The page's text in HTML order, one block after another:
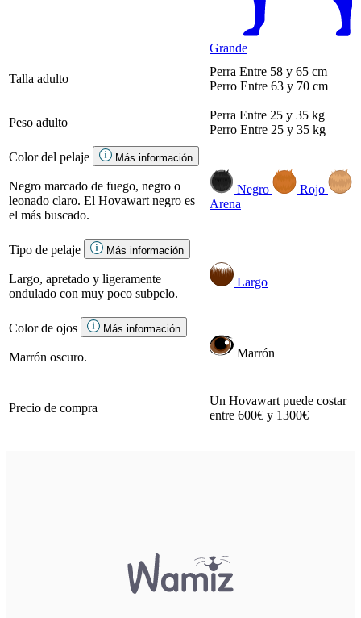
Grande
Talla adulto
Perra Entre 58 y 65 cm
Perro Entre 63 y 70 cm
Peso adulto
Perra Entre 25 y 35 kg
Perro Entre 25 y 35 kg
Color del pelaje
Más información
Negro marcado de fuego, negro o
leonado claro. El Hovawart negro es
el más buscado.
Negro
Rojo
Arena
Tipo de pelaje Más información
Largo, apretado y ligeramente
ondulado con muy poco subpelo.
Largo
Color de ojos Más información
Marrón oscuro. Marrón
Precio de compra
Un Hovawart puede costar
entre 600€ y 1300€